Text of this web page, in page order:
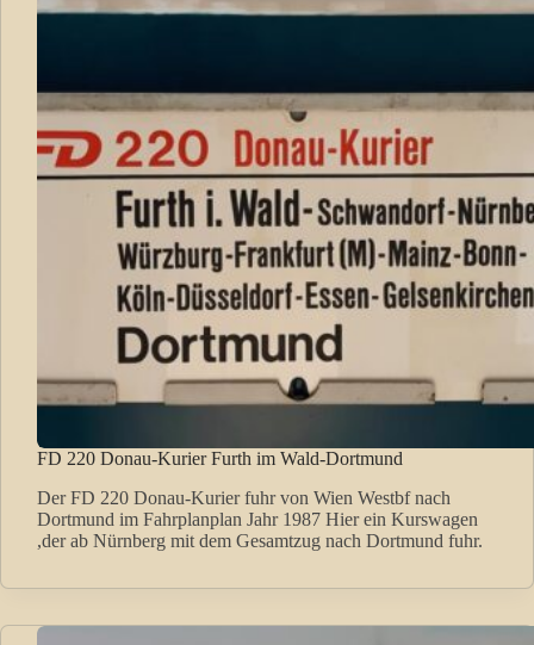
FD 220 Donau-Kurier Furth im Wald-Dortmund
Der FD 220 Donau-Kurier fuhr von Wien Westbf nach
Dortmund im Fahrplanplan Jahr 1987 Hier ein Kurswagen
,der ab Nürnberg mit dem Gesamtzug nach Dortmund fuhr.